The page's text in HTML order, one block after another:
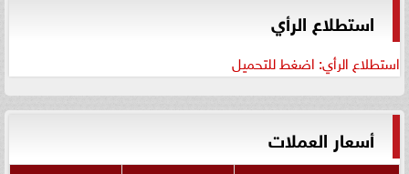
استطلاع الرأي
استطلاع الرأي: اضغط للتحميل
أسعار العملات